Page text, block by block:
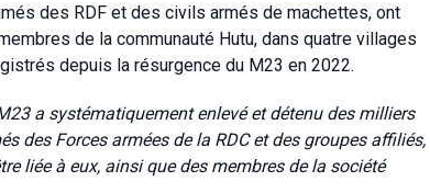
des RDF et des civils armés de machettes, ont
de la communauté Hutu, dans quatre villages
depuis la résurgence du M23 en 2022.
a systématiquement enlevé et détenu des milliers
des Forces armées de la RDC et des groupes affiliés,
liée à eux, ainsi que des membres de la société